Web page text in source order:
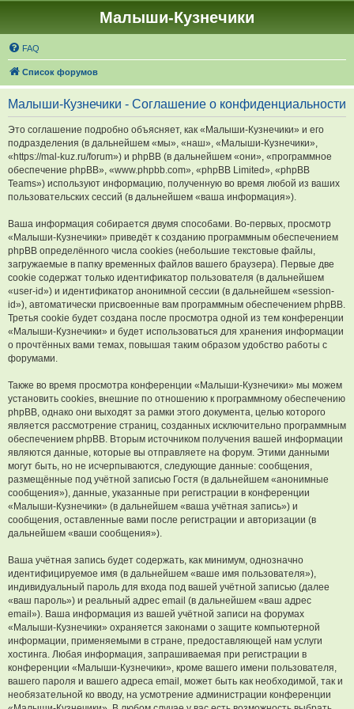
Малыши-Кузнечики
FAQ
Список форумов
Малыши-Кузнечики - Соглашение о конфиденциальности
Это соглашение подробно объясняет, как «Малыши-Кузнечики» и его
подразделения (в дальнейшем «мы», «наш», «Малыши-Кузнечики»,
«https://mal-kuz.ru/forum») и phpBB (в дальнейшем «они», «программное
обеспечение phpBB», «www.phpbb.com», «phpBB Limited», «phpBB
Teams») используют информацию, полученную во время любой из ваших
пользовательских сессий (в дальнейшем «ваша информация»).
Ваша информация собирается двумя способами. Во-первых, просмотр
«Малыши-Кузнечики» приведёт к созданию программным обеспечением
phpBB определённого числа cookies (небольшие текстовые файлы,
загружаемые в папку временных файлов вашего браузера). Первые две
cookie содержат только идентификатор пользователя (в дальнейшем
«user-id») и идентификатор анонимной сессии (в дальнейшем «session-
id»), автоматически присвоенные вам программным обеспечением phpBB.
Третья cookie будет создана после просмотра одной из тем конференции
«Малыши-Кузнечики» и будет использоваться для хранения информации
о прочтённых вами темах, повышая таким образом удобство работы с
форумами.
Также во время просмотра конференции «Малыши-Кузнечики» мы можем
установить cookies, внешние по отношению к программному обеспечению
phpBB, однако они выходят за рамки этого документа, целью которого
является рассмотрение страниц, созданных исключительно программным
обеспечением phpBB. Вторым источником получения вашей информации
являются данные, которые вы отправляете на форум. Этими данными
могут быть, но не исчерпываются, следующие данные: сообщения,
размещённые под учётной записью Гостя (в дальнейшем «анонимные
сообщения»), данные, указанные при регистрации в конференции
«Малыши-Кузнечики» (в дальнейшем «ваша учётная запись») и
сообщения, оставленные вами после регистрации и авторизации (в
дальнейшем «ваши сообщения»).
Ваша учётная запись будет содержать, как минимум, однозначно
идентифицируемое имя (в дальнейшем «ваше имя пользователя»),
индивидуальный пароль для входа под вашей учётной записью (далее
«ваш пароль») и реальный адрес email (в дальнейшем «ваш адрес
email»). Ваша информация из вашей учётной записи на форумах
«Малыши-Кузнечики» охраняется законами о защите компьютерной
информации, применяемыми в стране, предоставляющей нам услуги
хостинга. Любая информация, запрашиваемая при регистрации в
конференции «Малыши-Кузнечики», кроме вашего имени пользователя,
вашего пароля и вашего адреса email, может быть как необходимой, так и
необязательной ко вводу, на усмотрение администрации конференции